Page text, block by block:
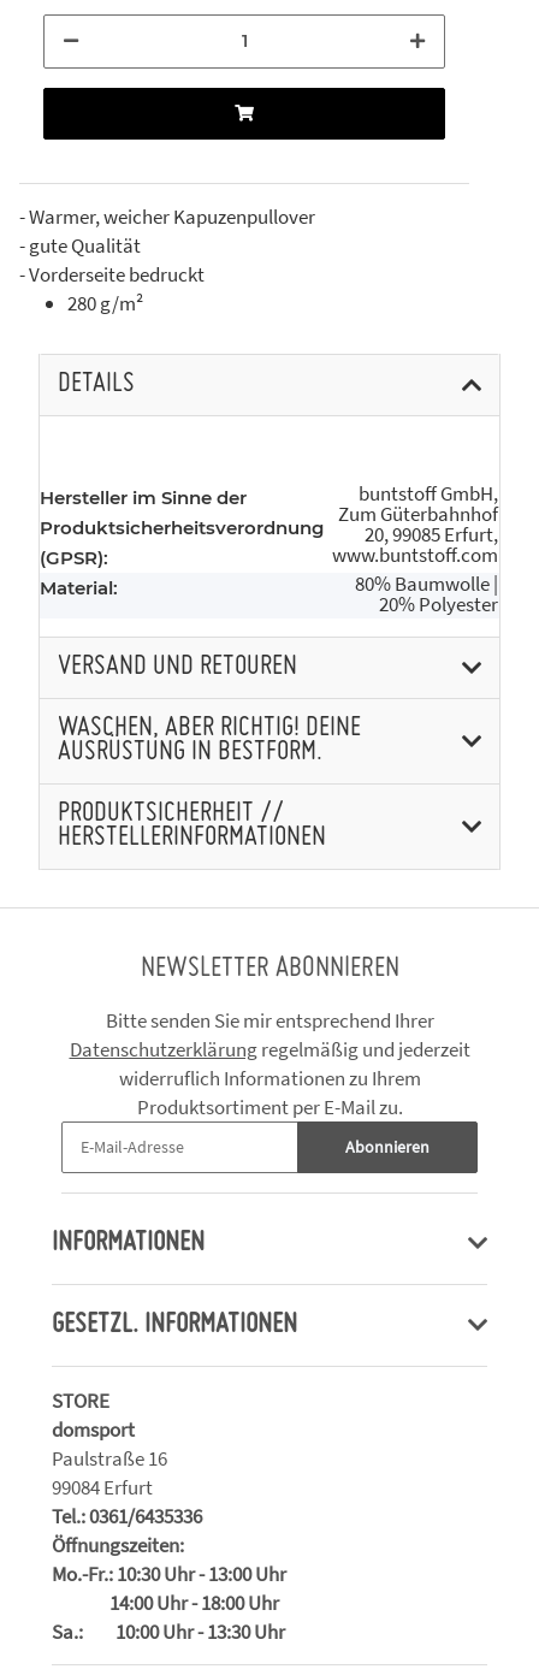
- Warmer, weicher Kapuzenpullover
- gute Qualität
- Vorderseite bedruckt
280 g/m²
DETAILS
Hersteller im Sinne der
Produktsicherheitsverordnung
(GPSR):
buntstoff GmbH,
Zum Güterbahnhof
20, 99085 Erfurt,
www.buntstoff.com
Material: 80% Baumwolle |
20% Polyester
VERSAND UND RETOUREN
WASCHEN, ABER RICHTIG! DEINE
AUSRÜSTUNG IN BESTFORM.
PRODUKTSICHERHEIT //
HERSTELLERINFORMATIONEN
NEWSLETTER ABONNIEREN
Bitte senden Sie mir entsprechend Ihrer
Datenschutzerklärungregelmäßig und jederzeit
widerruflich Informationen zu Ihrem
Produktsortiment per E-Mail zu.
Abonnieren
INFORMATIONEN
GESETZL. INFORMATIONEN
STORE
domsport
Paulstraße 16
99084 Erfurt
Tel.: 0361/6435336
Öffnungszeiten:
Mo.-Fr.: 10:30 Uhr - 13:00 Uhr
14:00 Uhr - 18:00 Uhr
Sa.: 10:00 Uhr - 13:30 Uhr